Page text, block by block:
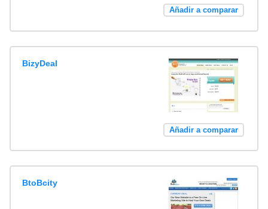
Añadir a comparar
BizyDeal
Añadir a comparar
BtoBcity